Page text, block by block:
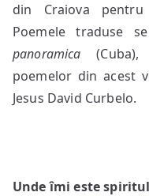
din Craiova
Poemele traduse
panoramica
poemelor din acest
Jesus David Curbelo.
Unde îmi este